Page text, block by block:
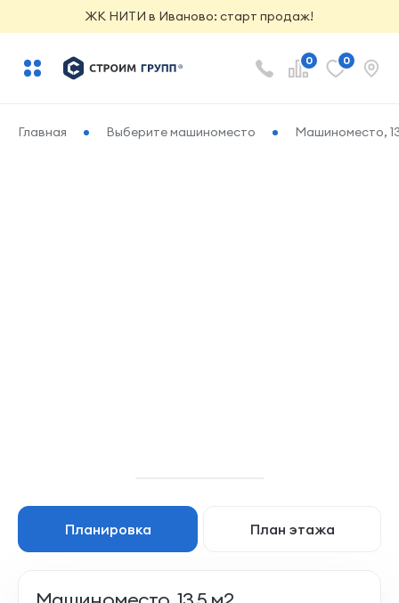
ЖК НИТИ в Иваново: старт продаж!
0 0
Главная Выберите машиноместо Машиноместо,
Планировка План этажа